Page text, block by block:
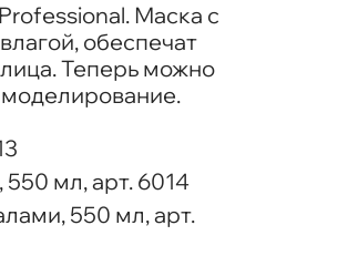
Маска с
обеспечат
Теперь можно
мл, арт. 6014
550 мл, арт.